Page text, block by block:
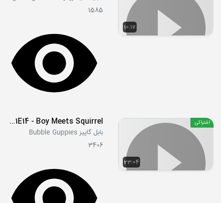
10:17
1585
23:04
اشتراکی S01E14 - Boy Meets Squirrel!
بابل گاپیز Bubble Guppies
3406